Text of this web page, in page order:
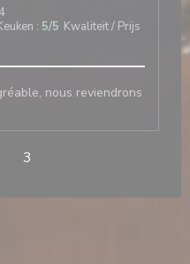
: 5/5 Kwaliteit / Prijs
nous reviendrons
3